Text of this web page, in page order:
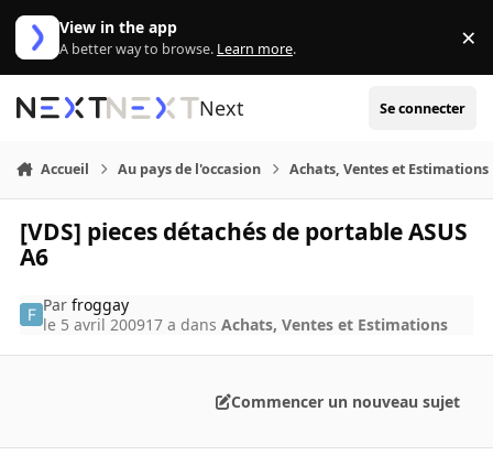
Aller au contenu
View in the app
A better way to browse. Learn more. ×
Next Se connecter
Accueil Au pays de l'occasion Achats, Ventes et Estimations
[VDS] pieces détachés de portable ASUS
A6
Parfroggay
le 5 avril 200917 a dansAchats, Ventes et Estimations
Commencer un nouveau sujet